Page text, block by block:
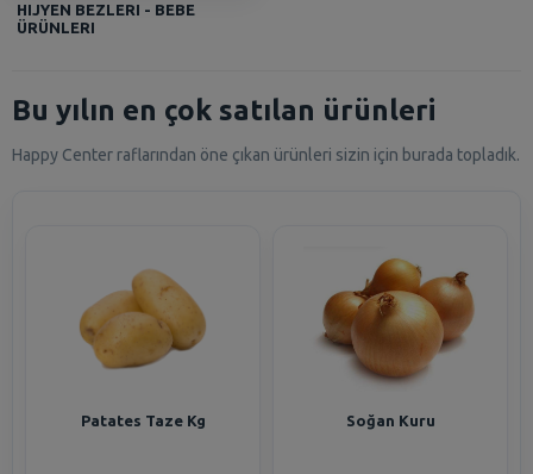
HIJYEN BEZLERI - BEBE
ÜRÜNLERI
Bu yılın en çok satılan ürünleri
Happy Center raflarından öne çıkan ürünleri sizin için burada topladık.
Patates Taze Kg Soğan Kuru